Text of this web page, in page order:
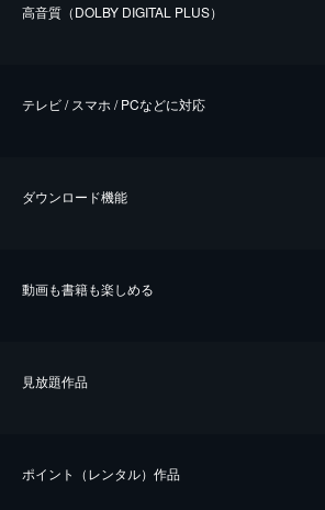
⾼⾳質（DOLBY DIGITAL PLUS）
テレビ / スマホ / PCなどに対応
ダウンロード機能
動画も書籍も楽しめる
⾒放題作品
ポイント（レンタル）作品